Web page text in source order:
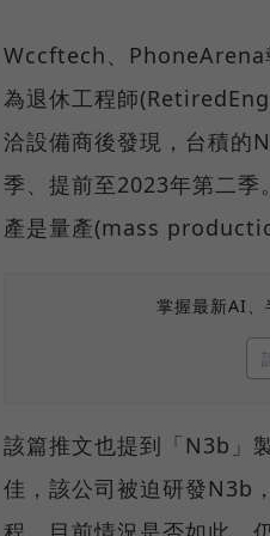
Wccftech、PhoneArena
為退休工程師
洽設備商後發現，台積的
季、提前至2023年第二
產是量產(mass
掌握最新AI、
該篇推文也提到「N3b」
佳，該公司被迫研發N3b